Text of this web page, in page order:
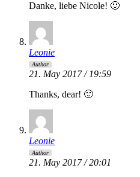
Danke, liebe Nicole! 🙂
Leonie
Author
21. May 2017 / 19:59
Thanks, dear! 🙂
Leonie
Author
21. May 2017 / 20:01